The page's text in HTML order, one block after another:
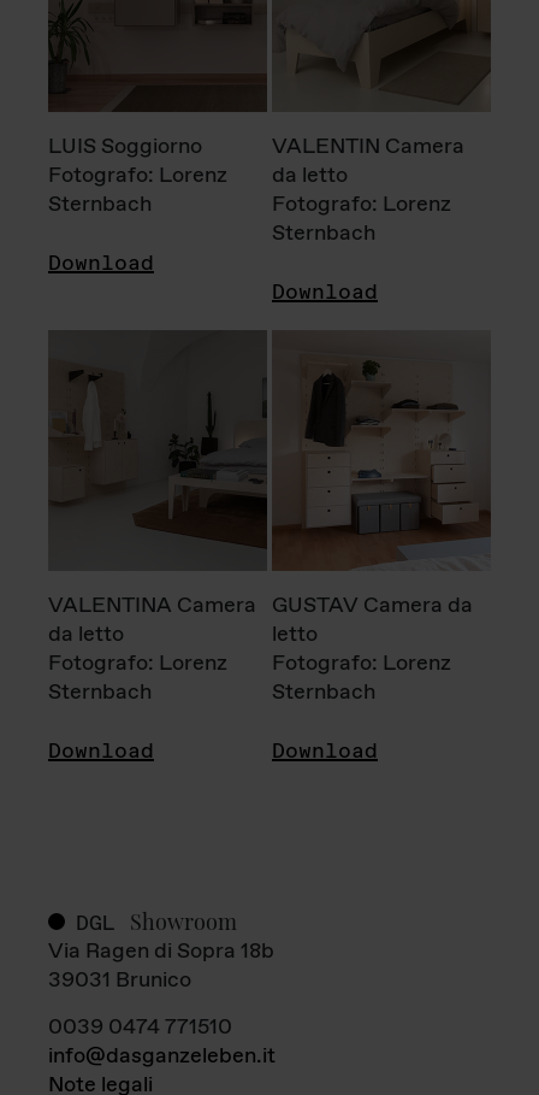
LUIS Soggiorno
Fotografo: Lorenz
Sternbach
Download
VALENTIN Camera
da letto
Fotografo: Lorenz
Sternbach
Download
VALENTINA Camera
da letto
Fotografo: Lorenz
Sternbach
Download
GUSTAV Camera da
letto
Fotografo: Lorenz
Sternbach
Download
DGL Showroom
Via Ragen di Sopra 18b
39031 Brunico
0039 0474 771510
info@dasganzeleben.it
Note legali